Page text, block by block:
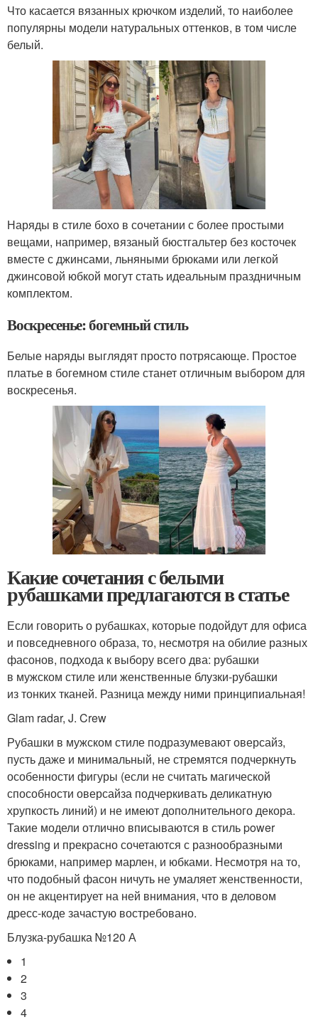
Что касается вязанных крючком изделий, то наиболее
популярны модели натуральных оттенков, в том числе
белый.
Наряды в стиле бохо в сочетании с более простыми
вещами, например, вязаный бюстгальтер без косточек
вместе с джинсами, льняными брюками или легкой
джинсовой юбкой могут стать идеальным праздничным
комплектом.
Воскресенье: богемный стиль
Белые наряды выглядят просто потрясающе. Простое
платье в богемном стиле станет отличным выбором для
воскресенья.
Какие сочетания с белыми
рубашками предлагаются в статье
Если говорить о рубашках, которые подойдут для офиса
и повседневного образа, то, несмотря на обилие разных
фасонов, подхода к выбору всего два: рубашки
в мужском стиле или женственные блузки-рубашки
из тонких тканей. Разница между ними принципиальная!
Glam radar, J. Crew
Рубашки в мужском стиле подразумевают оверсайз,
пусть даже и минимальный, не стремятся подчеркнуть
особенности фигуры (если не считать магической
способности оверсайза подчеркивать деликатную
хрупкость линий) и не имеют дополнительного декора.
Такие модели отлично вписываются в стиль power
dressing и прекрасно сочетаются с разнообразными
брюками, например марлен, и юбками. Несмотря на то,
что подобный фасон ничуть не умаляет женственности,
он не акцентирует на ней внимания, что в деловом
дресс-коде зачастую востребовано.
Блузка-рубашка №120 А
1
2
3
4